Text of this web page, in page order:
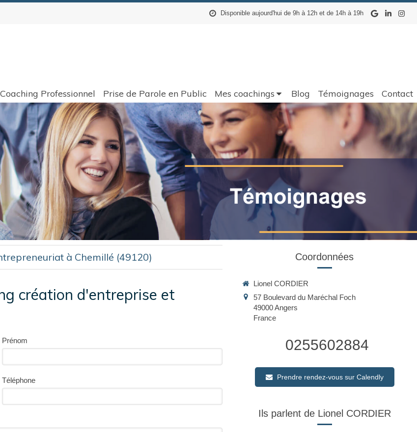
Disponible aujourd'hui de 9h à 12h et de 14h à 19h
Coaching Professionnel Prise de Parole en Public Mes coachings Blog Témoignages Contact
à Chemillé (49120)
création d'entreprise et
Prénom
Téléphone
Coordonnées
Lionel CORDIER
57 Boulevard du Maréchal Foch
49000Angers
France
0255602884
Prendre rendez-vous sur Calendly
Ils parlent de Lionel CORDIER